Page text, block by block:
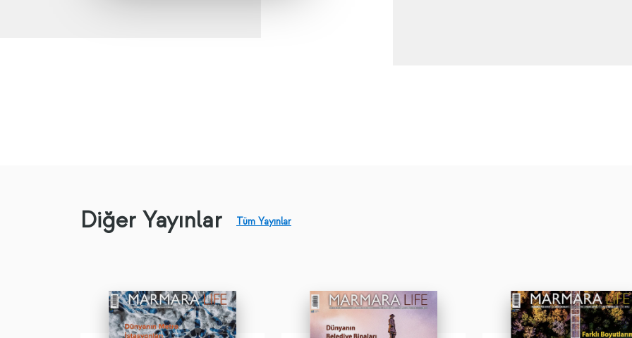
Diğer Yayınlar Tüm Yayınlar